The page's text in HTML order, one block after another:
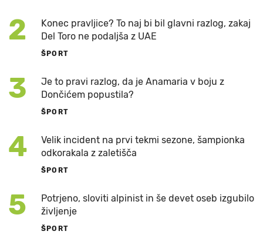
2
Konec pravljice? To naj bi bil glavni razlog, zakaj
Del Toro ne podaljša z UAE
ŠPORT
3
Je to pravi razlog, da je Anamaria v boju z
Dončićem popustila?
ŠPORT
4
Velik incident na prvi tekmi sezone, šampionka
odkorakala z zaletišča
ŠPORT
5
Potrjeno, sloviti alpinist in še devet oseb izgubilo
življenje
ŠPORT